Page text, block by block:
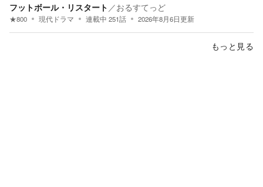
フットボール・リスタート ／おるすてっど
★800 現代ドラマ 連載中 251話 2026年8月6日更新
もっと見る